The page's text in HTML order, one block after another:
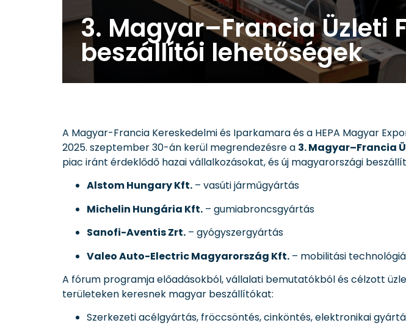
3. Magyar–Francia Üzleti
beszállítói lehetőségek
A Magyar-Francia Kereskedelmi és Iparkamara és a HEPA Magyar
2025. szeptember 30-án kerül megrendezésre a 3. Magyar–Francia
piac iránt érdeklődő hazai vállalkozásokat, és új magyarországi
Alstom Hungary Kft. – vasúti járműgyártás
Michelin Hungária Kft. – gumiabroncsgyártás
Sanofi-Aventis Zrt. – gyógyszergyártás
Valeo Auto-Electric Magyarország Kft. – mobilitási
A fórum programja előadásokból, vállalati bemutatókból és célzott
területeken keresnek magyar beszállítókat:
Szerkezeti acélgyártás, fröccsöntés, cinköntés, elektronikai